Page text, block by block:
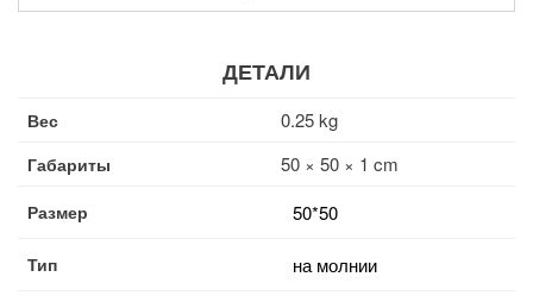
ДЕТАЛИ
Вес 0.25 kg
Габариты 50 × 50 × 1 cm
Размер 50*50
Тип на молнии